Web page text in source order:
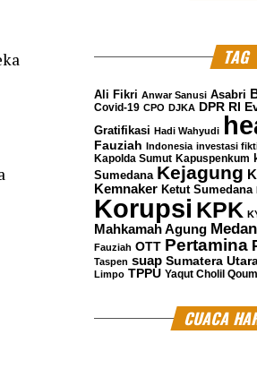
TAG
Ali Fikri Anwar Sanusi Asabri
Covid-19 CPO DJKA DPR RI
Gratifikasi Hadi Wahyudi
Fauziah Indonesia investasi
Kapolda Sumut Kapuspenkum
Sumedana Kejagung
Kemnaker Ketut Sumedana
Korupsi KPK
Mahkamah Agung Medan
Fauziah OTT Pertamina
Taspen suap Sumatera
Limpo TPPU Yaqut Cholil
CUACA